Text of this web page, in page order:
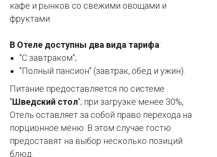
кафе и рынков со свежими овощами и
фруктами.
В Отеле доступны два вида тарифа:
"С завтраком";
"Полный пансион" (завтрак, обед и ужин).
Питание предоставляется по системе
"Шведский стол"; при загрузке менее 30%,
Отель оставляет за собой право перехода на
порционное меню. В этом случае гостю
предоставят на выбор несколько позиций
блюд.